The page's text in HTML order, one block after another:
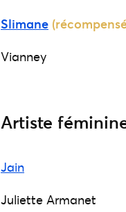
Slimane
Vianney
Artiste
Jain
Juliette Armanet